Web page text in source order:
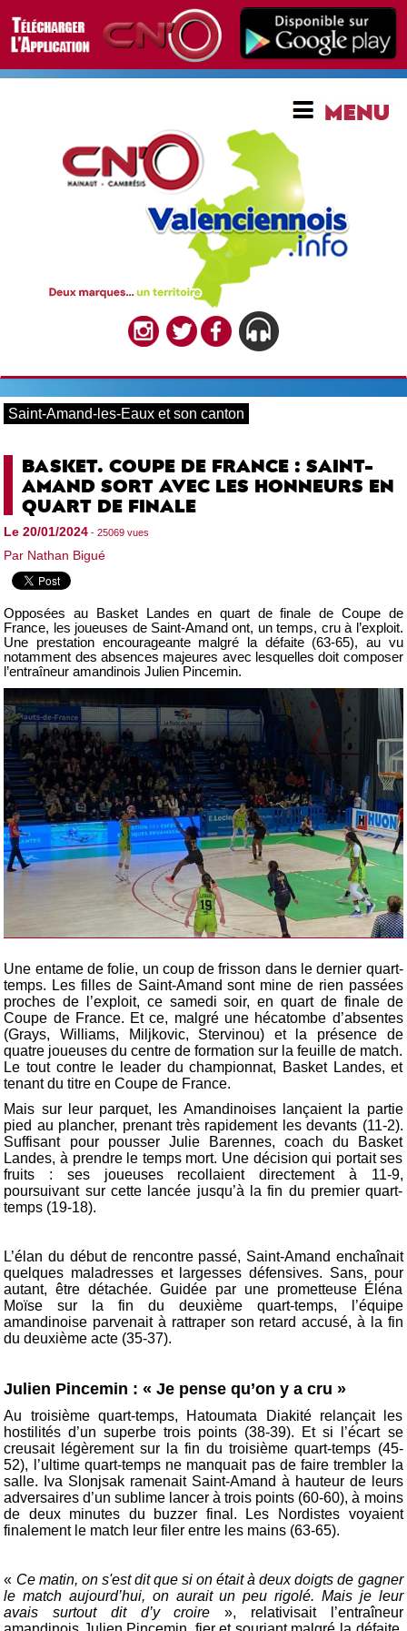
Saint-Amand-les-Eaux et son canton
BASKET. COUPE DE FRANCE : SAINT-
AMAND SORT AVEC LES HONNEURS EN
QUART DE FINALE
Le 20/01/2024 - 25069 vues
Par Nathan Bigué
Opposées au Basket Landes en quart de finale de Coupe de
France, les joueuses de Saint-Amand ont, un temps, cru à l’exploit.
Une prestation encourageante malgré la défaite (63-65), au vu
notamment des absences majeures avec lesquelles doit composer
l’entraîneur amandinois Julien Pincemin.
Une entame de folie, un coup de frisson dans le dernier quart-
temps. Les filles de Saint-Amand sont mine de rien passées
proches de l’exploit, ce samedi soir, en quart de finale de
Coupe de France. Et ce, malgré une hécatombe d’absentes
(Grays, Williams, Miljkovic, Stervinou) et la présence de
quatre joueuses du centre de formation sur la feuille de match.
Le tout contre le leader du championnat, Basket Landes, et
tenant du titre en Coupe de France.
Mais sur leur parquet, les Amandinoises lançaient la partie
pied au plancher, prenant très rapidement les devants (11-2).
Suffisant pour pousser Julie Barennes, coach du Basket
Landes, à prendre le temps mort. Une décision qui portait ses
fruits : ses joueuses recollaient directement à 11-9,
poursuivant sur cette lancée jusqu’à la fin du premier quart-
temps (19-18).
L’élan du début de rencontre passé, Saint-Amand enchaînait
quelques maladresses et largesses défensives. Sans, pour
autant, être détachée. Guidée par une prometteuse Éléna
Moïse sur la fin du deuxième quart-temps, l’équipe
amandinoise parvenait à rattraper son retard accusé, à la fin
du deuxième acte (35-37).
Julien Pincemin : « Je pense qu’on y a cru »
Au troisième quart-temps, Hatoumata Diakité relançait les
hostilités d’un superbe trois points (38-39). Et si l’écart se
creusait légèrement sur la fin du troisième quart-temps (45-
52), l’ultime quart-temps ne manquait pas de faire trembler la
salle. Iva Slonjsak ramenait Saint-Amand à hauteur de leurs
adversaires d’un sublime lancer à trois points (60-60), à moins
de deux minutes du buzzer final. Les Nordistes voyaient
finalement le match leur filer entre les mains (63-65).
« Ce matin, on s'est dit que si on était à deux doigts de gagner
le match aujourd’hui, on aurait un peu rigolé. Mais je leur
avais surtout dit d’y croire », relativisait l’entraîneur